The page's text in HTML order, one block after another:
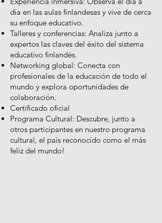
día en las aulas finlandesas y vive de cerca
su enfoque educativo.
Talleres y conferencias: Analiza junto a
expertos las claves del éxito del sistema
educativo finlandés.
Networking global: Conecta con
profesionales de la educación de todo el
mundo y explora oportunidades de
colaboración.
Certificado oficial
Programa Cultural: Descubre, junto a
otros participantes en nuestro programa
cultural, el país reconocido como el más
feliz del mundo!